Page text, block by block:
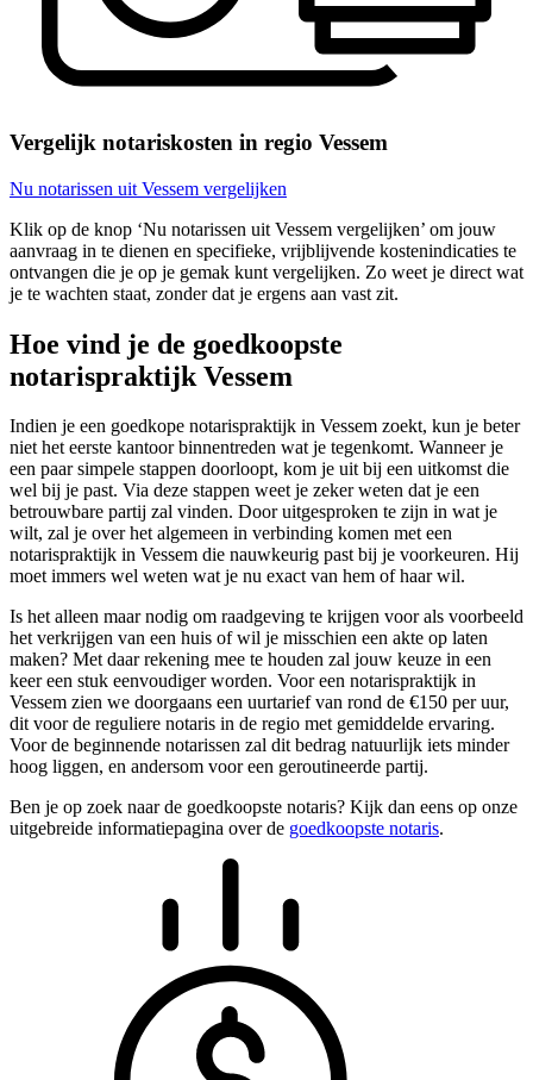
Vergelijk notariskosten in regio Vessem
Nu notarissen uit Vessem vergelijken
Klik op de knop ‘Nu notarissen uit Vessem vergelijken’ om jouw
aanvraag in te dienen en specifieke, vrijblijvende kostenindicaties te
ontvangen die je op je gemak kunt vergelijken. Zo weet je direct wat
je te wachten staat, zonder dat je ergens aan vast zit.
Hoe vind je de goedkoopste
notarispraktijk Vessem
Indien je een goedkope notarispraktijk in Vessem zoekt, kun je beter
niet het eerste kantoor binnentreden wat je tegenkomt. Wanneer je
een paar simpele stappen doorloopt, kom je uit bij een uitkomst die
wel bij je past. Via deze stappen weet je zeker weten dat je een
betrouwbare partij zal vinden. Door uitgesproken te zijn in wat je
wilt, zal je over het algemeen in verbinding komen met een
notarispraktijk in Vessem die nauwkeurig past bij je voorkeuren. Hij
moet immers wel weten wat je nu exact van hem of haar wil.
Is het alleen maar nodig om raadgeving te krijgen voor als voorbeeld
het verkrijgen van een huis of wil je misschien een akte op laten
maken? Met daar rekening mee te houden zal jouw keuze in een
keer een stuk eenvoudiger worden. Voor een notarispraktijk in
Vessem zien we doorgaans een uurtarief van rond de €150 per uur,
dit voor de reguliere notaris in de regio met gemiddelde ervaring.
Voor de beginnende notarissen zal dit bedrag natuurlijk iets minder
hoog liggen, en andersom voor een geroutineerde partij.
Ben je op zoek naar de goedkoopste notaris? Kijk dan eens op onze
uitgebreide informatiepagina over de goedkoopste notaris.